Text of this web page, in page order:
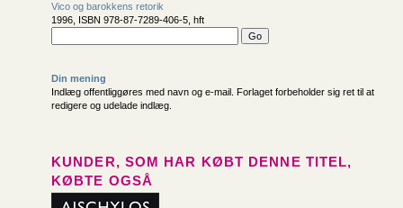
Vico og barokkens retorik
1996, ISBN 978-87-7289-406-5, hft
Din mening
Indlæg offentliggøres med navn og e-mail. Forlaget forbeholder sig ret til at
redigere og udelade indlæg.
KUNDER, SOM HAR KØBT DENNE TITEL,
KØBTE OGSÅ